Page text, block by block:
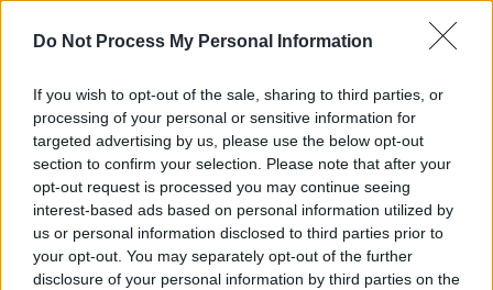
Do Not Process My Personal Information
If you wish to opt-out of the sale, sharing to third parties, or
processing of your personal or sensitive information for
targeted advertising by us, please use the below opt-out
section to confirm your selection. Please note that after your
opt-out request is processed you may continue seeing
interest-based ads based on personal information utilized by
us or personal information disclosed to third parties prior to
your opt-out. You may separately opt-out of the further
disclosure of your personal information by third parties on the
Ιστορία |28.10.2024 07:55
Άδοξο και οικτρό το τέλος των Ιταλών
στρατηγών που ενεπλάκησαν στον
πόλεμο με την Ελλάδα - Όλοι τους ήταν
αξιολύπητοι!